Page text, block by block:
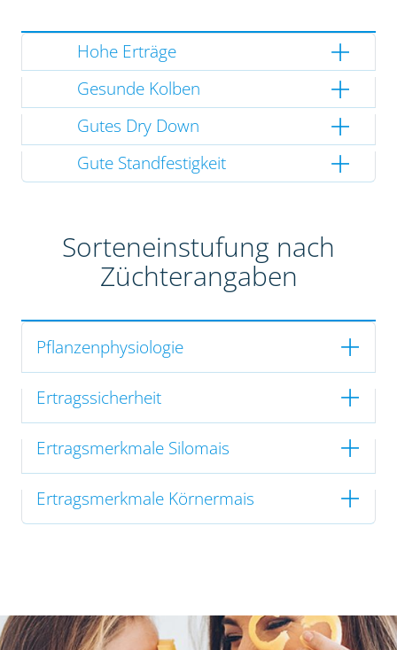
Hohe Erträge
Gesunde Kolben
Gutes Dry Down
Gute Standfestigkeit
Sorteneinstufung nach
Züchterangaben
Pflanzenphysiologie
Ertragssicherheit
Ertragsmerkmale Silomais
Ertragsmerkmale Körnermais